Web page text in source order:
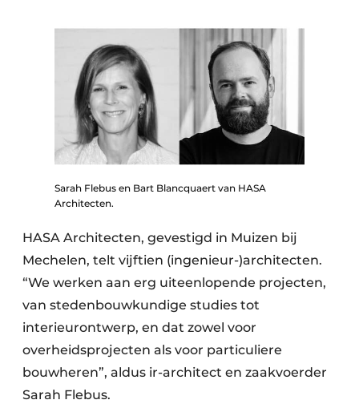
Sarah Flebus en Bart Blancquaert van HASA
Architecten.
HASA Architecten, gevestigd in Muizen bij
Mechelen, telt vijftien (ingenieur-)architecten.
“We werken aan erg uiteenlopende projecten,
van stedenbouwkundige studies tot
interieurontwerp, en dat zowel voor
overheidsprojecten als voor particuliere
bouwheren”, aldus ir-architect en zaakvoerder
Sarah Flebus.